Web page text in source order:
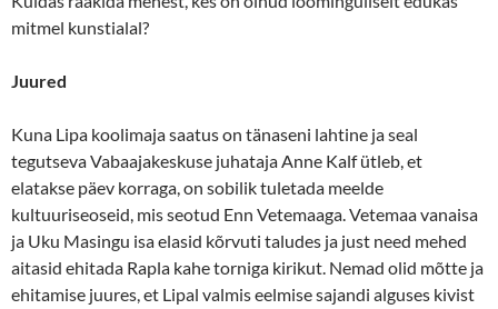
mitmel kunstialal?
Juured
Kuna Lipa koolimaja saatus on tänaseni lahtine ja seal
tegutseva Vabaajakeskuse juhataja Anne Kalf ütleb, et
elatakse päev korraga, on sobilik tuletada meelde
kultuuriseoseid, mis seotud Enn Vetemaaga. Vetemaa vanaisa
ja Uku Masingu isa elasid kõrvuti taludes ja just need mehed
aitasid ehitada Rapla kahe torniga kirikut. Nemad olid mõtte ja
ehitamise juures, et Lipal valmis eelmise sajandi alguses kivist